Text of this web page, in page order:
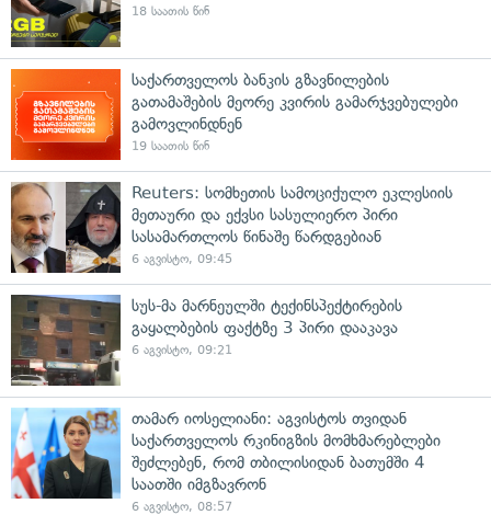
18 საათის წინ
საქართველოს ბანკის გზავნილების
გათამაშების მეორე კვირის გამარჯვებულები
გამოვლინდნენ
19 საათის წინ
Reuters: სომხეთის სამოციქულო ეკლესიის
მეთაური და ექვსი სასულიერო პირი
სასამართლოს წინაშე წარდგებიან
6 აგვისტო, 09:45
სუს-მა მარნეულში ტექინსპექტირების
გაყალბების ფაქტზე 3 პირი დააკავა
6 აგვისტო, 09:21
თამარ იოსელიანი: აგვისტოს თვიდან
საქართველოს რკინიგზის მომხმარებლები
შეძლებენ, რომ თბილისიდან ბათუმში 4
საათში იმგზავრონ
6 აგვისტო, 08:57